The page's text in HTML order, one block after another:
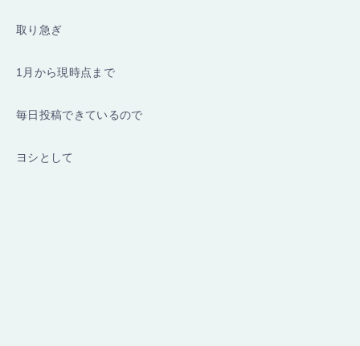
取り急ぎ
1月から現時点まで
毎日投稿できているので
ヨシとして